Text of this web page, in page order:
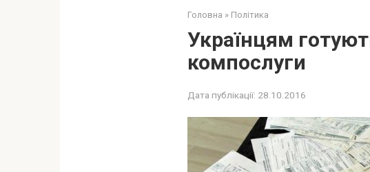
Головна » Політика
Українцям
компослуги
Дата публікації: 28.10.2016